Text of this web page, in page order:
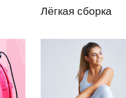
Лёгкая сборка